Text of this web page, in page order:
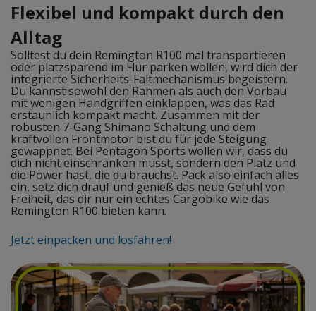
Flexibel und kompakt durch den
Alltag
Solltest du dein Remington R100 mal transportieren
oder platzsparend im Flur parken wollen, wird dich der
integrierte Sicherheits-Faltmechanismus begeistern.
Du kannst sowohl den Rahmen als auch den Vorbau
mit wenigen Handgriffen einklappen, was das Rad
erstaunlich kompakt macht. Zusammen mit der
robusten 7-Gang Shimano Schaltung und dem
kraftvollen Frontmotor bist du für jede Steigung
gewappnet. Bei Pentagon Sports wollen wir, dass du
dich nicht einschränken musst, sondern den Platz und
die Power hast, die du brauchst. Pack also einfach alles
ein, setz dich drauf und genieß das neue Gefühl von
Freiheit, das dir nur ein echtes Cargobike wie das
Remington R100 bieten kann.
Jetzt einpacken und losfahren!